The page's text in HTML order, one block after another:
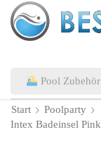
Pool Zubehör
Start
Poolparty
Intex Badeinsel